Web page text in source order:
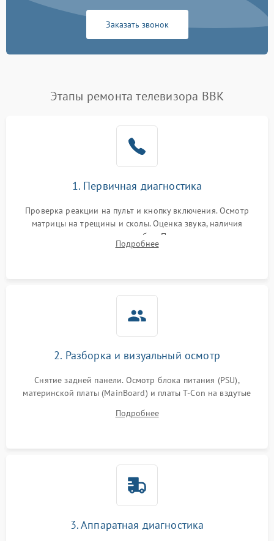
Заказать звонок
Этапы ремонта телевизора BBK
1. Первичная диагностика
Проверка реакции на пульт и кнопку включения. Осмотр
матрицы на трещины и сколы. Оценка звука, наличия
подсветки и индикаторов ошибок. Подключение тестовых
источников сигнала для выявления симптомов поломки.
Подробнее
2. Разборка и визуальный осмотр
Снятие задней панели. Осмотр блока питания (PSU),
материнской платы (MainBoard) и платы T-Con на вздутые
Проверка надежности фиксации и целостности шлейфов.
Подробнее
3. Аппаратная диагностика